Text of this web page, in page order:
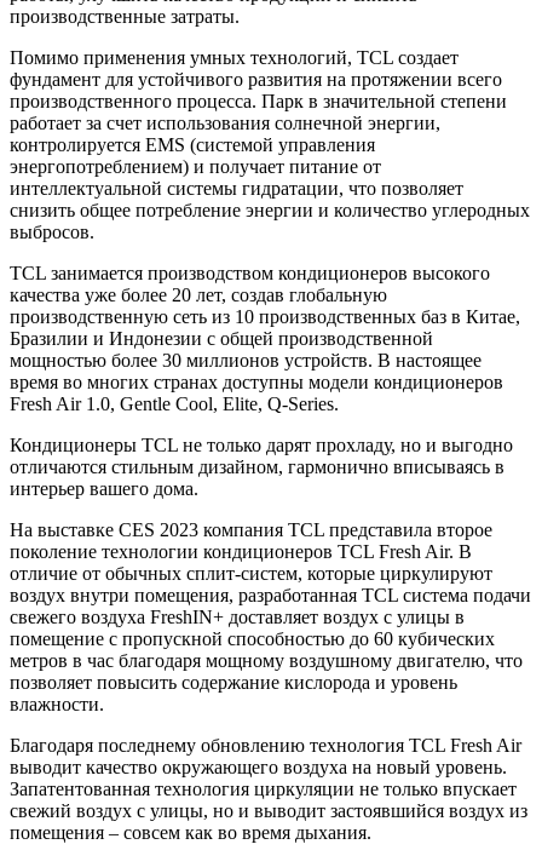
производственные затраты.
Помимо применения умных технологий, TCL создает
фундамент для устойчивого развития на протяжении всего
производственного процесса. Парк в значительной степени
работает за счет использования солнечной энергии,
контролируется EMS (системой управления
энергопотреблением) и получает питание от
интеллектуальной системы гидратации, что позволяет
снизить общее потребление энергии и количество углеродных
выбросов.
TCL занимается производством кондиционеров высокого
качества уже более 20 лет, создав глобальную
производственную сеть из 10 производственных баз в Китае,
Бразилии и Индонезии с общей производственной
мощностью более 30 миллионов устройств. В настоящее
время во многих странах доступны модели кондиционеров
Fresh Air 1.0, Gentle Cool, Elite, Q-Series.
Кондиционеры TCL не только дарят прохладу, но и выгодно
отличаются стильным дизайном, гармонично вписываясь в
интерьер вашего дома.
На выставке CES 2023 компания TCL представила второе
поколение технологии кондиционеров TCL Fresh Air. В
отличие от обычных сплит-систем, которые циркулируют
воздух внутри помещения, разработанная TCL система подачи
свежего воздуха FreshIN+ доставляет воздух с улицы в
помещение с пропускной способностью до 60 кубических
метров в час благодаря мощному воздушному двигателю, что
позволяет повысить содержание кислорода и уровень
влажности.
Благодаря последнему обновлению технология TCL Fresh Air
выводит качество окружающего воздуха на новый уровень.
Запатентованная технология циркуляции не только впускает
свежий воздух с улицы, но и выводит застоявшийся воздух из
помещения – совсем как во время дыхания.